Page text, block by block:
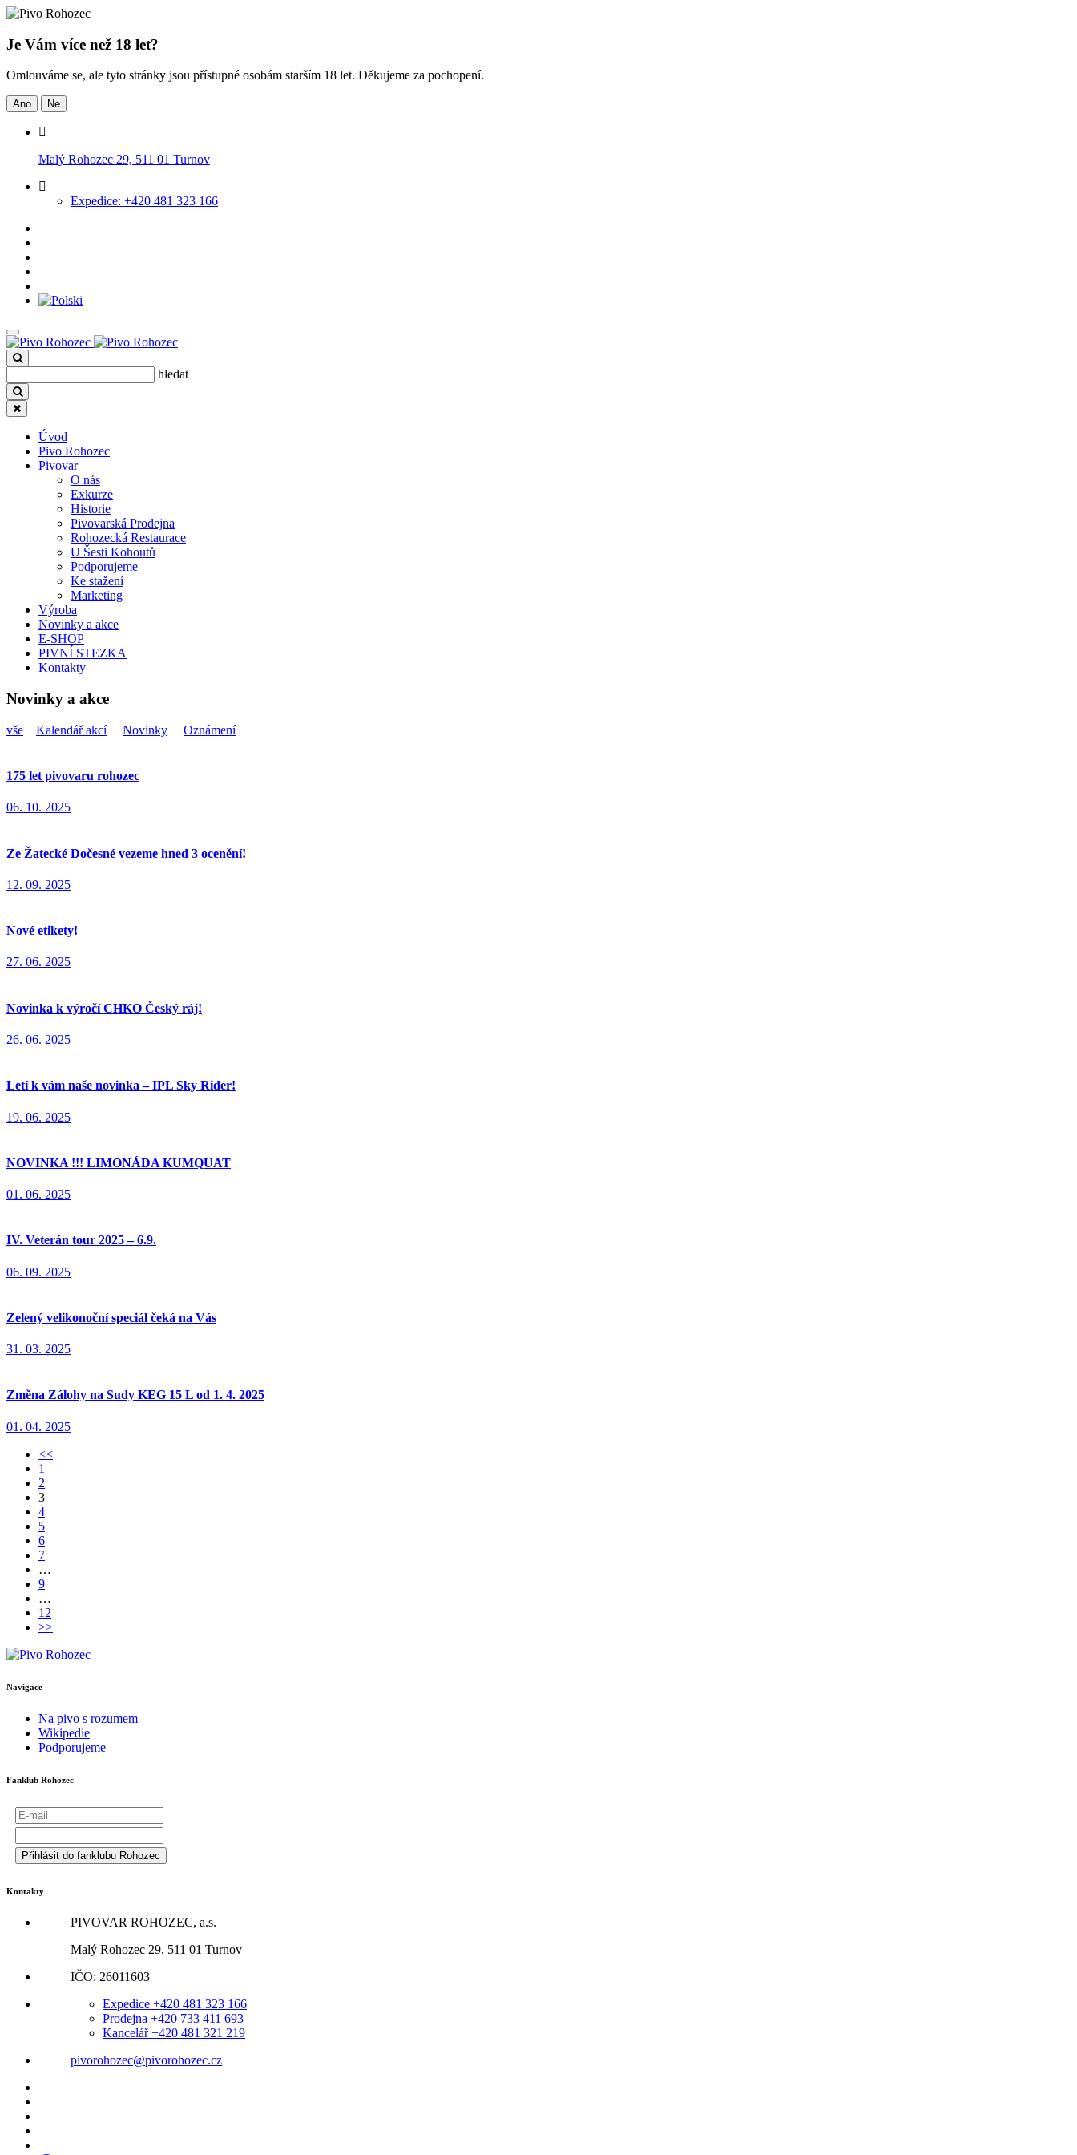
Je Vám více než 18 let?
Omlouváme se, ale tyto stránky jsou přístupné osobám starším 18 let. Děkujeme za pochopení.
Ano Ne
Malý Rohozec 29, 511 01 Turnov
Expedice: +420 481 323 166
hledat
Úvod
Pivo Rohozec
Pivovar
O nás
Exkurze
Historie
Pivovarská Prodejna
Rohozecká Restaurace
U Šesti Kohoutů
Podporujeme
Ke stažení
Marketing
Výroba
Novinky a akce
E-SHOP
PIVNÍ STEZKA
Kontakty
Novinky a akce
vše Kalendář akcí Novinky Oznámení
175 let pivovaru rohozec
06. 10. 2025
Ze Žatecké Dočesné vezeme hned 3 ocenění!
12. 09. 2025
Nové etikety!
27. 06. 2025
Novinka k výročí CHKO Český ráj!
26. 06. 2025
Letí k vám naše novinka – IPL Sky Rider!
19. 06. 2025
NOVINKA !!! LIMONÁDA KUMQUAT
01. 06. 2025
IV. Veterán tour 2025 – 6.9.
06. 09. 2025
Zelený velikonoční speciál čeká na Vás
31. 03. 2025
Změna Zálohy na Sudy KEG 15 L od 1. 4. 2025
01. 04. 2025
<<
1
2
3
4
5
6
7
…
9
…
12
>>
Navigace
Na pivo s rozumem
Wikipedie
Podporujeme
Fanklub Rohozec
Kontakty
PIVOVAR ROHOZEC, a.s.
Malý Rohozec 29, 511 01 Turnov
IČO: 26011603
Expedice +420 481 323 166
Prodejna +420 733 411 693
Kancelář +420 481 321 219
pivorohozec@pivorohozec.cz